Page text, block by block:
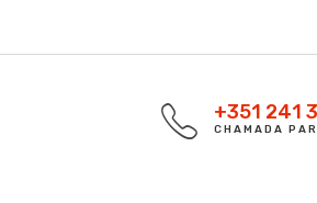
+351 241
CHAMADA